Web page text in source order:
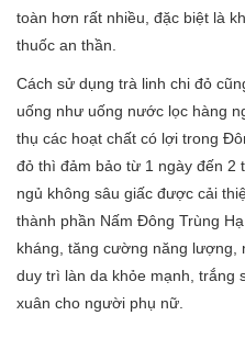
toàn hơn rất nhiều, đặc biệt là
thuốc an thần.
Cách sử dụng trà linh chi đỏ
uống như uống nước lọc hàng
thụ các hoạt chất có lợi trong
đỏ thì đảm bảo từ 1 ngày đến 2
ngủ không sâu giấc được cải
thành phần Nấm Đông Trùng
kháng, tăng cường năng lượng,
duy trì làn da khỏe mạnh, trắng
xuân cho người phụ nữ.